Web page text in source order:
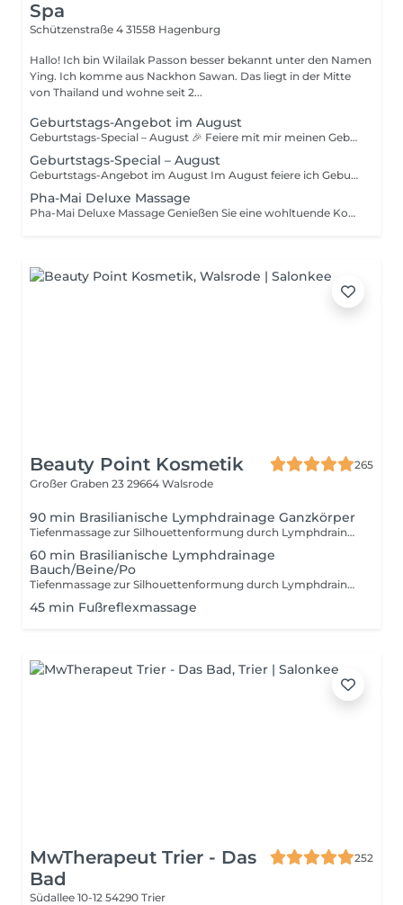
Spa
Schützenstraße 4 31558 Hagenburg
Hallo! Ich bin Wilailak Passon besser bekannt unter den Namen
Ying. Ich komme aus Nackhon Sawan. Das liegt in der Mitte
von Thailand und wohne seit 2...
Geburtstags-Angebot im August
Geburtstags-Special – August 🎉 Feiere mit mir meinen Geburtstagsmonat! Als Dankeschön für eure Treue gibt es den ganzen August besondere Massage-Angebote. 🌿 Alle Massagen ab 60 Minuten für nur 55 € Ausgenommen: Pha-Mai Deluxe LavaShell-Massage Feuerschröpfen Lomi Lomi Nui Ayurvedische Massage ✨ 90 Minuten Massage statt regulär – nur 85 € 💕 Zu zweit genießen 60 Minuten – nur 106 € 90 Minuten – nur 160 € 🎁 Nur gültig im August Ich freue mich darauf, meinen Geburtstagsmonat gemeinsam mit euch zu feiern und euch mit wohltuender Entspannung zu verwöhnen.
Geburtstags-Special – August
Geburtstags-Angebot im August Im August feiere ich Geburtstag – und ihr bekommt die Geschenke! Freut euch auf besondere Preise für viele unserer Massagen. Alle Massagen ab 60 Minuten für 55 € (ausgenommen Pha-Mai Deluxe, LavaShell, Feuerschröpfen, Lomi Lomi Nui und Ayurvedische Massage) * 90 Minuten: 85 € * 60 Minuten zu zweit: 106 € * 90 Minuten zu zweit: 160 € Nur im August – Termin rechtzeitig sichern!
Pha-Mai Deluxe Massage
Pha-Mai Deluxe Massage Genießen Sie eine wohltuende Kombination aus traditioneller Thaimassage, ayurvedischen Techniken und der entspannenden Wärme einer Hot-Stone-Massage. Diese exklusive Behandlung fördert die Entgiftung und Entschlackung des Körpers, löst Verspannungen und bringt Körper und Geist in Einklang. Zum Abschluss genießen Sie eine Tasse Detox-Tee, um das Erlebnis harmonisch ausklingen zu lassen.
Beauty Point Kosmetik
265
Großer Graben 23 29664 Walsrode
90 min Brasilianische Lymphdrainage Ganzkörper
Tiefenmassage zur Silhouettenformung durch Lymphdrainage
60 min Brasilianische Lymphdrainage
Bauch/Beine/Po
Tiefenmassage zur Silhouettenformung durch Lymphdrainage
45 min Fußreflexmassage
MwTherapeut Trier - Das
Bad
252
Südallee 10-12 54290 Trier